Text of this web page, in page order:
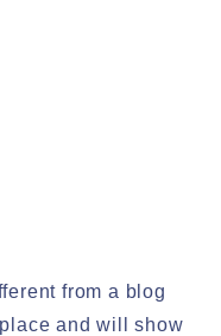
from a blog
and will show